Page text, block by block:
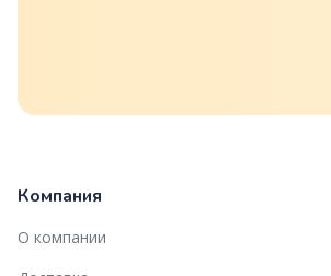
Компания
О компании